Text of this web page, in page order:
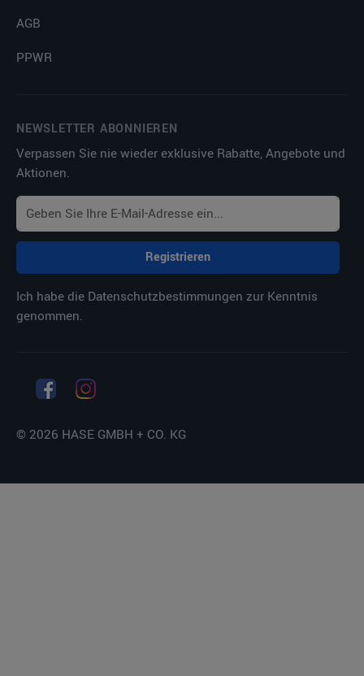
AGB
PPWR
NEWSLETTER ABONNIEREN
Verpassen Sie nie wieder exklusive Rabatte, Angebote und
Aktionen.
Registrieren
Ich habe die Datenschutzbestimmungen zur Kenntnis
genommen.
© 2026 HASE GMBH + CO. KG